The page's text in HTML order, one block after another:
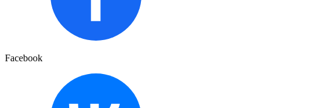
Facebook